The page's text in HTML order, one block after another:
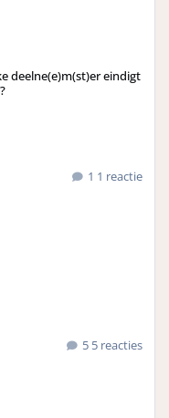
deelne(e)m(st)er eindigt
1 reactie
5 reacties